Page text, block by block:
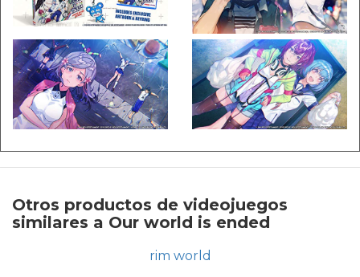
Otros productos de videojuegos
similares a Our world is ended
rim world